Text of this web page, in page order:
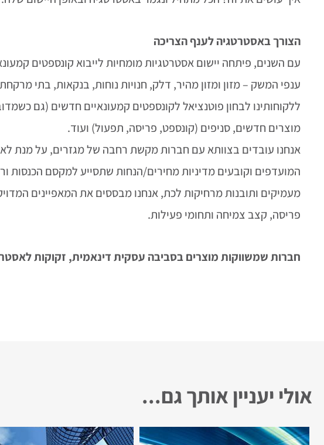
הצורך באסטרטגיה לענף הצריכה
עם השנים, פיתחה יישום אסטרטגיות מומחיות לייבוא קונספטים
ענפי המשק – מזון ומזון מהיר, דלק, חנויות נוחות, בנקאות, בתי
ללקוחותינו לבחון פוטנציאל לקונספטים קמעונאיים חדשים (גם
מוצרים חדשים, סניפים (קונספט, פריסה, תפעול) ועוד.
אנחנו עובדים בצוותא עם חברות מקשת רחבה של מגזרים, על מנת
המועדפים וקובעים מדיניות מחירים/הנחות שתסייע למקסם
מעמיקים ותובנות מרחיקות לכת, אנחנו מבססים את המאפיינים
פריסה, קצב צמיחה ותחומי פעילות.
חברות שמשווקות מוצרים בסביבה עסקית דינאמית, זקוקות
אולי יעניין אותך גם...